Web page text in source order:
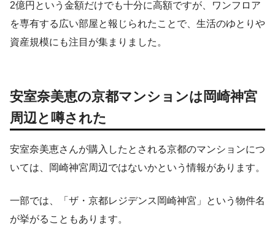
2億円という金額だけでも十分に高額ですが、ワンフロア
を専有する広い部屋と報じられたことで、生活のゆとりや
資産規模にも注目が集まりました。
安室奈美恵の京都マンションは岡崎神宮
周辺と噂された
安室奈美恵さんが購入したとされる京都のマンションにつ
いては、岡崎神宮周辺ではないかという情報があります。
一部では、「ザ・京都レジデンス岡崎神宮」という物件名
が挙がることもあります。